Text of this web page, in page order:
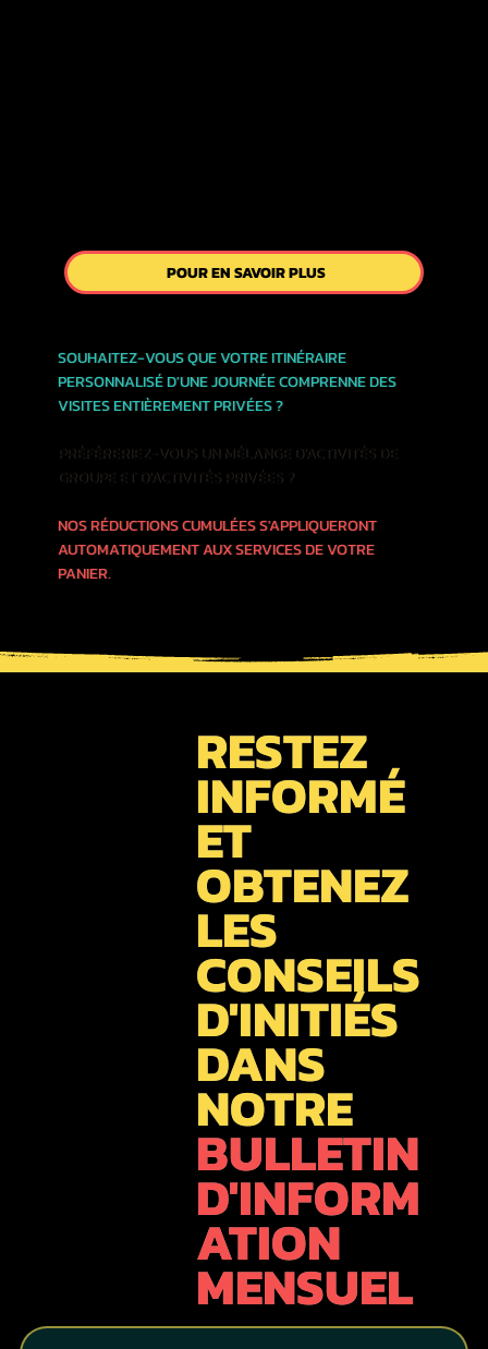
POUR EN SAVOIR PLUS
SOUHAITEZ-VOUS QUE VOTRE ITINÉRAIRE
PERSONNALISÉ D'UNE JOURNÉE COMPRENNE DES
VISITES ENTIÈREMENT PRIVÉES ?
PRÉFÉRERIEZ-VOUS UN MÉLANGE D'ACTIVITÉS DE
GROUPE ET D'ACTIVITÉS PRIVÉES ?
NOS RÉDUCTIONS CUMULÉES S'APPLIQUERONT
AUTOMATIQUEMENT AUX SERVICES DE VOTRE
PANIER.
RESTEZ
INFORMÉ
ET
OBTENEZ
LES
CONSEILS
D'INITIÉS
DANS
NOTRE
BULLETIN
D'INFORM
ATION
MENSUEL